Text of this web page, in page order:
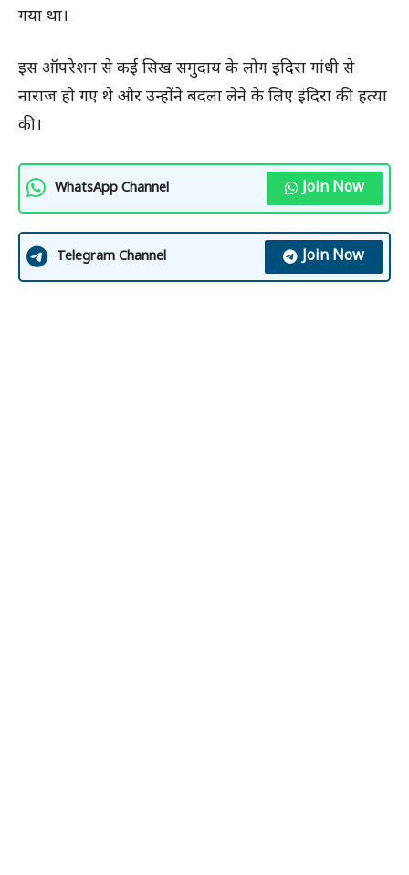
गया था।
इस ऑपरेशन से कई सिख समुदाय के लोग इंदिरा गांधी से
नाराज हो गए थे और उन्होंने बदला लेने के लिए इंदिरा की हत्या
की।
WhatsApp Channel Join Now
Telegram Channel Join Now